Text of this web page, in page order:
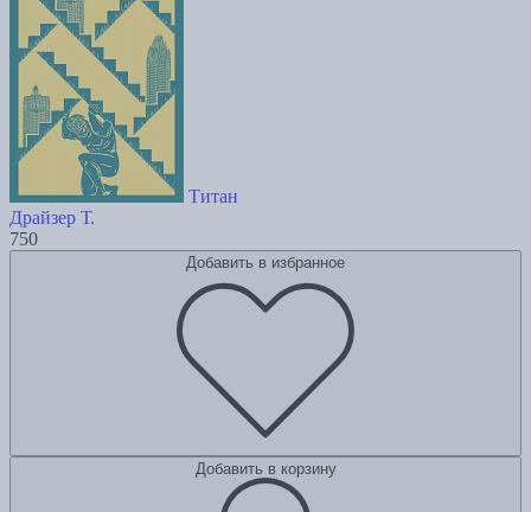
Титан
Драйзер Т.
750
Добавить в избранное
Добавить в корзину